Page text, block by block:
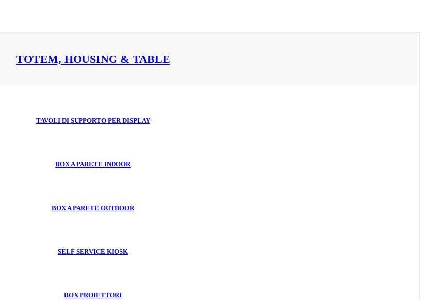
TOTEM, HOUSING & TABLE
TAVOLI DI SUPPORTO PER DISPLAY
BOX A PARETE INDOOR
BOX A PARETE OUTDOOR
SELF SERVICE KIOSK
BOX PROIETTORI